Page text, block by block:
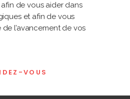
de vous aider dans
et afin de vous
l’avancement de vos
VOUS